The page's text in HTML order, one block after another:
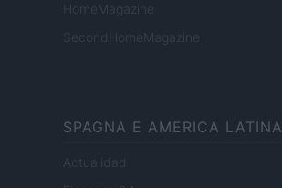
HomeMagazine
SecondHomeMagazine
SPAGNA E AMERICA LATINA
Actualidad